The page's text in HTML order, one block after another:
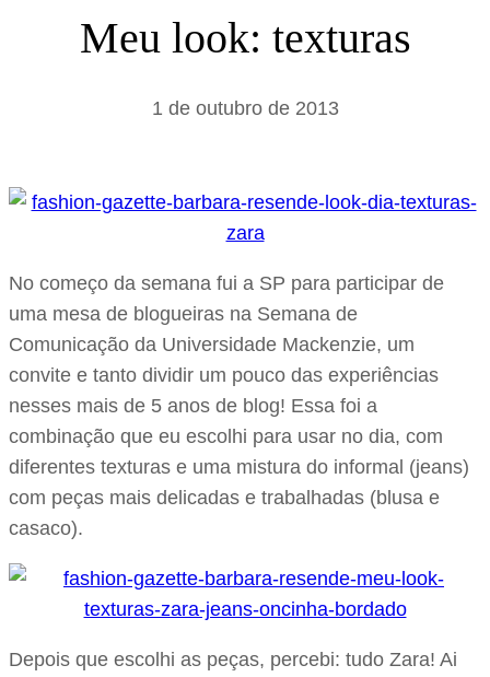
Meu look: texturas
1 de outubro de 2013
No começo da semana fui a SP para participar de
uma mesa de blogueiras na Semana de
Comunicação da Universidade Mackenzie, um
convite e tanto dividir um pouco das experiências
nesses mais de 5 anos de blog! Essa foi a
combinação que eu escolhi para usar no dia, com
diferentes texturas e uma mistura do informal (jeans)
com peças mais delicadas e trabalhadas (blusa e
casaco).
Depois que escolhi as peças, percebi: tudo Zara! Ai